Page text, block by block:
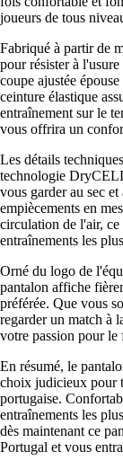
joueurs de tous
Fabriqué à partir de
pour résister à
coupe ajustée
ceinture élastique
entraînement sur le
vous offrira un
Les détails
technologie
vous garder au sec
empiècements en
circulation de l'air, ce
entraînements les
Orné du logo de
pantalon affiche
préférée. Que vous
regarder un match à
votre passion pour
En résumé, le
choix judicieux pour
portugaise.
entraînements les
dès maintenant ce
Portugal et vous